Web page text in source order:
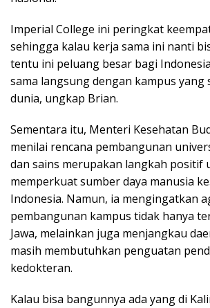
Imperial College ini peringkat
sehingga kalau kerja sama ini nanti
tentu ini peluang besar bagi
sama langsung dengan kampus yang
dunia, ungkap Brian.
Sementara itu, Menteri Kesehatan
menilai rencana pembangunan
dan sains merupakan langkah positif
memperkuat sumber daya manusia
Indonesia. Namun, ia mengingatkan
pembangunan kampus tidak hanya
Jawa, melainkan juga menjangkau
masih membutuhkan penguatan
kedokteran.
Kalau bisa bangunnya ada yang di